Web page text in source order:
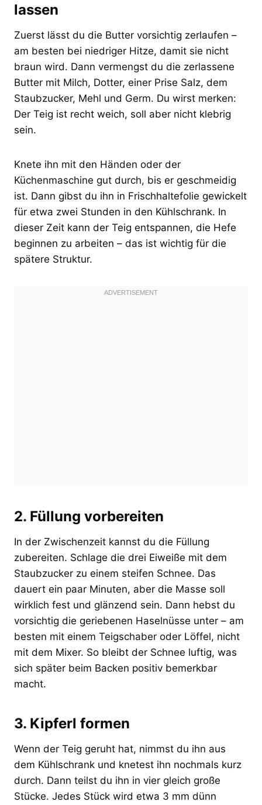
lassen
Zuerst lässt du die Butter vorsichtig zerlaufen –
am besten bei niedriger Hitze, damit sie nicht
braun wird. Dann vermengst du die zerlassene
Butter mit Milch, Dotter, einer Prise Salz, dem
Staubzucker, Mehl und Germ. Du wirst merken:
Der Teig ist recht weich, soll aber nicht klebrig
sein.
Knete ihn mit den Händen oder der
Küchenmaschine gut durch, bis er geschmeidig
ist. Dann gibst du ihn in Frischhaltefolie gewickelt
für etwa zwei Stunden in den Kühlschrank. In
dieser Zeit kann der Teig entspannen, die Hefe
beginnen zu arbeiten – das ist wichtig für die
spätere Struktur.
2. Füllung vorbereiten
In der Zwischenzeit kannst du die Füllung
zubereiten. Schlage die drei Eiweiße mit dem
Staubzucker zu einem steifen Schnee. Das
dauert ein paar Minuten, aber die Masse soll
wirklich fest und glänzend sein. Dann hebst du
vorsichtig die geriebenen Haselnüsse unter – am
besten mit einem Teigschaber oder Löffel, nicht
mit dem Mixer. So bleibt der Schnee luftig, was
sich später beim Backen positiv bemerkbar
macht.
3. Kipferl formen
Wenn der Teig geruht hat, nimmst du ihn aus
dem Kühlschrank und knetest ihn nochmals kurz
durch. Dann teilst du ihn in vier gleich große
Stücke. Jedes Stück wird etwa 3 mm dünn